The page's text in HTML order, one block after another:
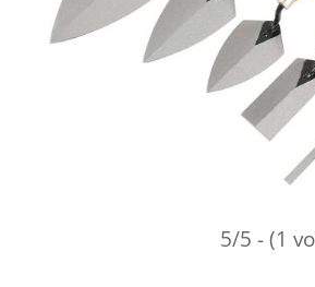
5/5 - (1